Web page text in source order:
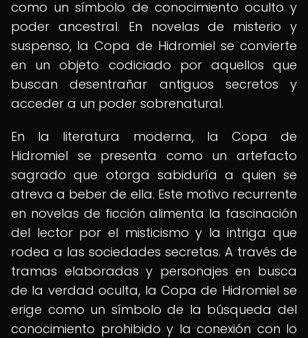
como un símbolo de conocimiento oculto y
poder ancestral. En novelas de misterio y
suspenso, la Copa de Hidromiel se convierte
en un objeto codiciado por aquellos que
buscan desentrañar antiguos secretos y
acceder a un poder sobrenatural.
En la literatura moderna, la Copa de
Hidromiel se presenta como un artefacto
sagrado que otorga sabiduría a quien se
atreva a beber de ella. Este motivo recurrente
en novelas de ficción alimenta la fascinación
del lector por el misticismo y la intriga que
rodea a las sociedades secretas. A través de
tramas elaboradas y personajes en busca
de la verdad oculta, la Copa de Hidromiel se
erige como un símbolo de la búsqueda del
conocimiento prohibido y la conexión con lo